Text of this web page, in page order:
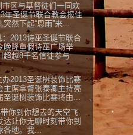
市区与基督徒们一同欢
年圣诞节联合教会报佳
然下起“恩雨”来...
2013诗巫圣诞节联合
晚隆重假诗巫广场举
超越8千名信徒参与
2013圣诞树装饰比赛
主席拿督张泰卿主持亮
圣诞树装饰比赛将由...
你到你想去的天空飞
达让你无聊时刻带你到
地。我...